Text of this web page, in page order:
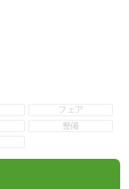
フェア
整備